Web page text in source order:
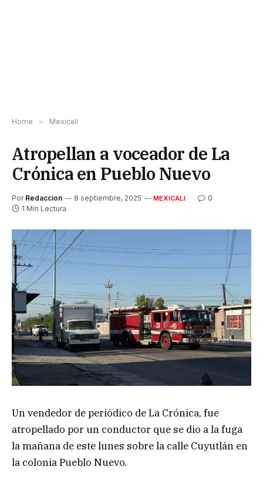
Home » Mexicali
Atropellan a voceador de La
Crónica en Pueblo Nuevo
Por Redaccion 8 septiembre, 2025 MEXICALI
0
1 Min Lectura
Un vendedor de periódico de La Crónica, fue
atropellado por un conductor que se dio a la fuga
la mañana de este lunes sobre la calle Cuyutlán en
la colonia Pueblo Nuevo.